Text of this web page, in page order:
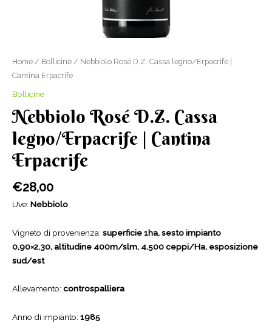
Home / Bollicine / Nebbiolo Rosé D.Z. Cassa legno/Erpacrife |
Cantina Erpacrife
Bollicine
Nebbiolo Rosé D.Z. Cassa
legno/Erpacrife | Cantina
Erpacrife
€28,00
Uve: Nebbiolo
Vigneto di provenienza: superficie 1ha, sesto impianto
0,90×2,30, altitudine 400m/slm, 4.500 ceppi/Ha, esposizione
sud/est
Allevamento: controspalliera
Anno di impianto: 1985